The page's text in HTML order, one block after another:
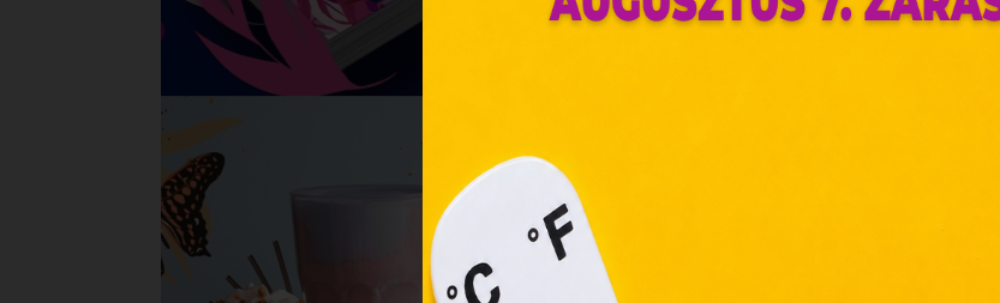
Ezek olyan fájlok, melyek információt
elektronikus kereskedelmi szolgáltatások, az
társadalommal összefüggő szolgáltatások egyes
2001. évi CVIII. törvény, valamint az Európai Unió
megfelelően használjuk. Azon weblapoknak, melyek
országain belül működnek, a „sütik" használatához,
felhasználó számítógépén vagy egyéb eszközén
a felhasználók hozzájárulását kell kérniük.